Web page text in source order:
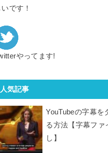
です！
やってます!
人気記事
YouTubeの字幕を
る方法【字幕ファ
し】